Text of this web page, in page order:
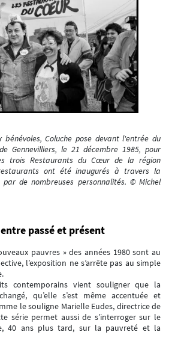
bénévoles, Coluche pose devant l'entrée du
Gennevilliers, le 21 décembre 1985, pour
trois Restaurants du Cœur de la région
ont été inaugurés à travers la
de nombreuses personnalités. © Michel
passé et présent
pauvres » des années 1980 sont au
l’exposition ne s’arrête pas au simple
contemporains vient souligner que la
qu’elle s’est même accentuée et
le souligne Marielle Eudes, directrice de
série permet aussi de s’interroger sur le
40 ans plus tard, sur la pauvreté et la